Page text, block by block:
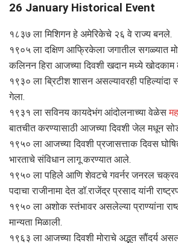
26 January Historical Event
१८३७ ला मिशिगन हे अमेरिकेचे २६ वे राज्य बनले.
१९०५ ला दक्षिण आफ्रिकेला जगातील सगळ्यात
कलिनन हिरा आजच्या दिवशी खदान मध्ये खोदकाम
१९३० ला ब्रिटीश शासन असल्यावरही पहिल्यांदा
गेला.
१९३१ ला सविनय कायदेभंग आंदोलनाच्या वेळेस
बातचीत करण्यासाठी आजच्या दिवशी जेल मधून
१९५० ला आजच्या दिवशी प्रजासत्ताक दिवस
भारताचे संविधान लागू करण्यात आले.
१९५० ला पहिले आणि शेवटचे गवर्नर जनरल
पदाचा राजीनामा देत डॉ.राजेंद्र प्रसाद यांनी
१९५० ला अशोक स्तंभावर असलेल्या प्राण्यांना
मान्यता मिळाली.
१९६३ ला आजच्या दिवशी मोराचे अद्भुत सौंदर्य